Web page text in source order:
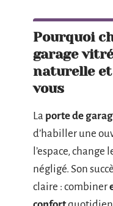
Pourquoi
garage
naturelle
vous
La porte de
d’habiller une
l’espace,
négligé. Son
claire : combiner